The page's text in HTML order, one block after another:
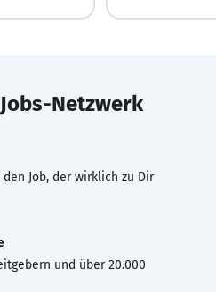
Netzwerk
Job, der wirklich zu Dir
und über 20.000